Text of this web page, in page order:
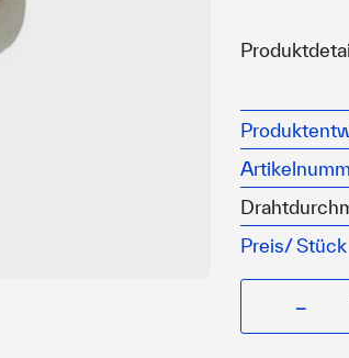
ca. 50 %
nach
Aisi 316
Niro
Preis/Stück
−